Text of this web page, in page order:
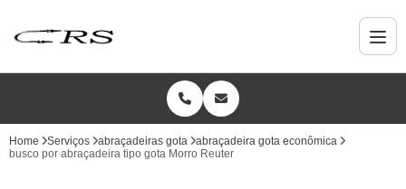
Home Serviços abraçadeiras gota
abraçadeira gota econômica
busco por abraçadeira tipo gota Morro Reuter